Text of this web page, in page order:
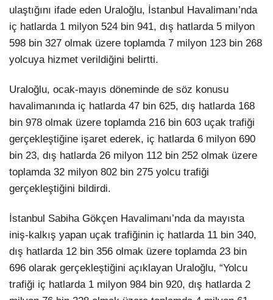
ulaştığını ifade eden Uraloğlu, İstanbul Havalimanı’nda
iç hatlarda 1 milyon 524 bin 941, dış hatlarda 5 milyon
598 bin 327 olmak üzere toplamda 7 milyon 123 bin 268
yolcuya hizmet verildiğini belirtti.
Uraloğlu, ocak-mayıs döneminde de söz konusu
havalimanında iç hatlarda 47 bin 625, dış hatlarda 168
bin 978 olmak üzere toplamda 216 bin 603 uçak trafiği
gerçekleştiğine işaret ederek, iç hatlarda 6 milyon 690
bin 23, dış hatlarda 26 milyon 112 bin 252 olmak üzere
toplamda 32 milyon 802 bin 275 yolcu trafiği
gerçekleştiğini bildirdi.
İstanbul Sabiha Gökçen Havalimanı’nda da mayısta
iniş-kalkış yapan uçak trafiğinin iç hatlarda 11 bin 340,
dış hatlarda 12 bin 356 olmak üzere toplamda 23 bin
696 olarak gerçekleştiğini açıklayan Uraloğlu, “Yolcu
trafiği iç hatlarda 1 milyon 984 bin 920, dış hatlarda 2